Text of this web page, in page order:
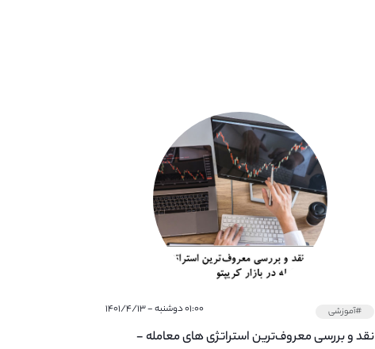
#آموزشی ۰۱:۰۰ دوشنبه - ۱۴۰۱/۴/۱۳
نقد و بررسی معروف‌ترین استراتژی های معامله -